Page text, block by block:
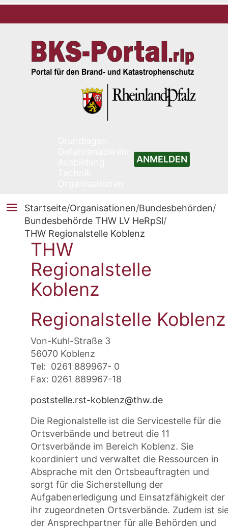
ANMELDEN
Startseite/Organisationen/Bundesbehörden/
Bundesbehörde THW LV HeRpSl/
THW Regionalstelle Koblenz
THW
Regionalstelle
Koblenz
Regionalstelle
Von-Kuhl-Straße 3
56070 Koblenz
Tel: 0261 889967- 0
Fax: 0261 889967-18
poststelle.rst-koblenz@thw.de
Die Regionalstelle ist die Servicestelle für die
Ortsverbände und betreut die 11
Ortsverbände im Bereich Koblenz. Sie
koordiniert und verwaltet die Ressourcen in
Absprache mit den Ortsbeauftragten und
sorgt für die Sicherstellung der
Aufgabenerledigung und Einsatzfähigkeit der
ihr zugeordneten Ortsverbände. Zudem ist
der Ansprechpartner für alle Behörden und